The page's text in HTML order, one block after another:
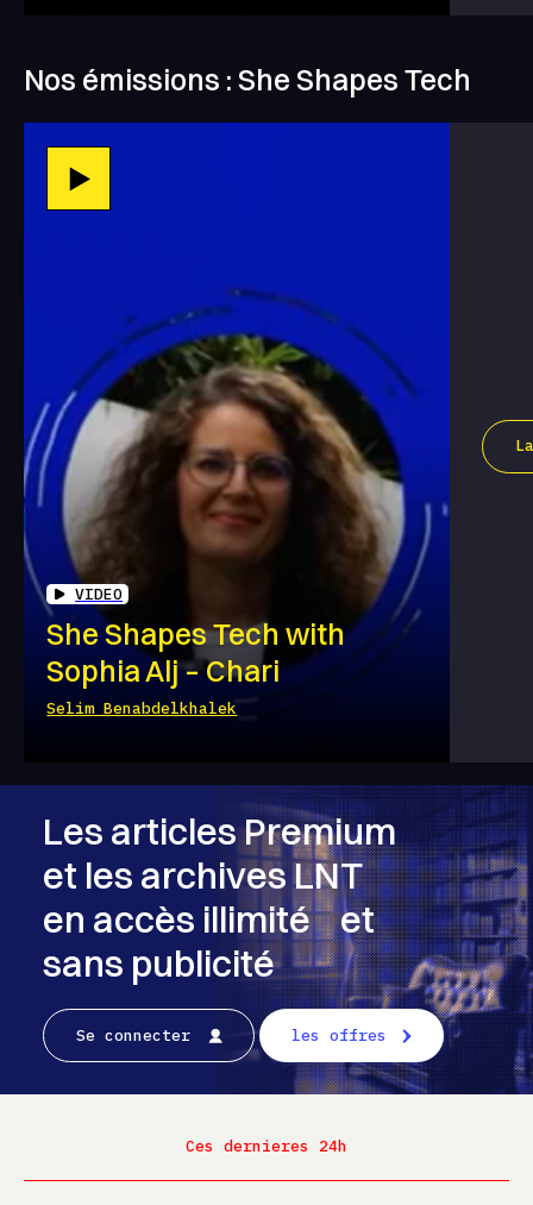
Nos émissions : She Shapes Tech
VIDEO
She Shapes Tech with
Sophia Alj – Chari
Selim Benabdelkhalek
Les articles Premium
et les archives LNT
en accès illimité et
sans publicité
Se connecter les offres
Ces dernieres 24h